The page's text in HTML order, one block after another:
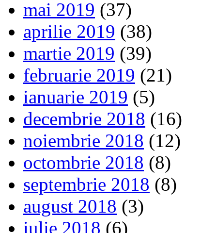
mai 2019 (37)
aprilie 2019 (38)
martie 2019 (39)
februarie 2019 (21)
ianuarie 2019 (5)
decembrie 2018 (16)
noiembrie 2018 (12)
octombrie 2018 (8)
septembrie 2018 (8)
august 2018 (3)
iulie 2018 (6)